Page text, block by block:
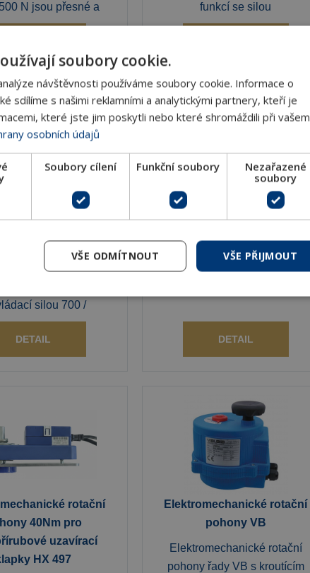
N jsou přesné a
funkcí se silou
pohon
MVH46, MVH56,
MVH56FA / FC
silou 700 /
DETAIL
Izolační pouzdra pro ovládací
pohony MVE
Pro pohony MVE, MVE.R,
MVE.S a MVE.SR
DETAIL
rotační
40Nm pro
uzavírací
HX 497
Elektromechanické rotační
pohony VB
Elektromechanické rotační
pohony řady VB s kroutícím
soubory cookie.
návštěvnosti používáme soubory cookie. Informace o
sdílíme s našimi reklamními a analytickými partnery, kteří je
které jste jim poskytli nebo které shromáždili při vašem
osobních údajů
Soubory cílení Funkční soubory
Nezařazené
soubory
VŠE PŘIJMOUT
VŠE ODMÍTNOUT